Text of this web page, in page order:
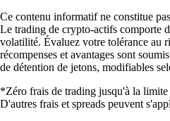
Ce contenu informatif ne constitue
Le trading de crypto-actifs comporte
volatilité. Évaluez votre tolérance au
récompenses et avantages sont
de détention de jetons, modifiables
*Zéro frais de trading jusqu'à la
D'autres frais et spreads peuvent